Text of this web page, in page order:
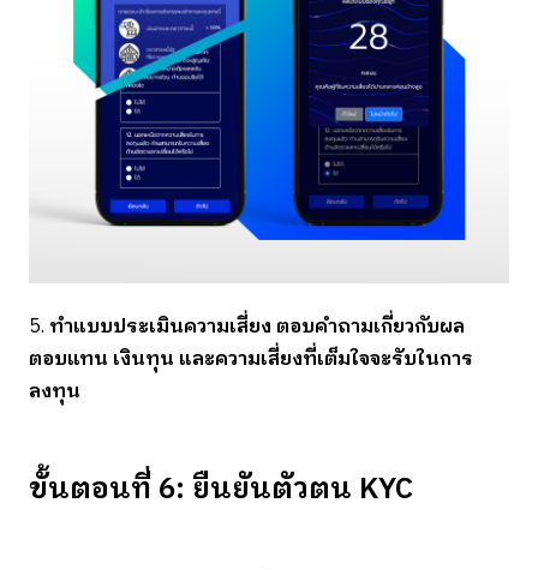
5. ทำแบบประเมินความเสี่ยง ตอบคำถามเกี่ยวกับผล
ตอบแทน เงินทุน และความเสี่ยงที่เต็มใจจะรับในการ
ลงทุน
ขั้นตอนที่ 6: ยืนยันตัวตน KYC